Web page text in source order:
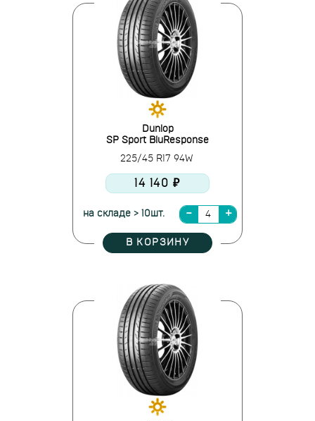
Dunlop
SP Sport BluResponse
225/45 R17 94W
14 140 ₽
на складе > 10шт.
В КОРЗИНУ